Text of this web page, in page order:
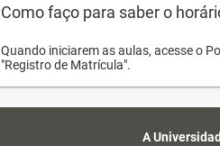
Como faço para saber o
Quando iniciarem as aulas, acesse o
"Registro de Matrícula".
A